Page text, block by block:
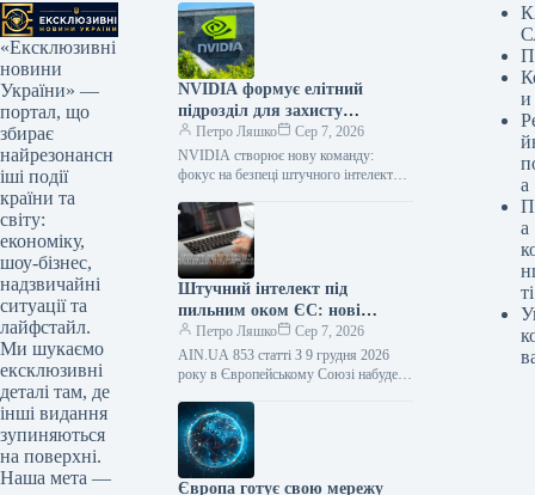
«Ексклюзивні
новини
України» —
портал, що
збирає
найрезонансн
іші події
країни та
світу:
економіку,
шоу-бізнес,
надзвичайні
ситуації та
лайфстайл.
Ми шукаємо
ексклюзивні
деталі там, де
інші видання
зупиняються
на поверхні.
Наша мета —
NVIDIA формує елітний
підрозділ для захисту
передових ШІ-технологій
Петро Ляшко
Сер 7, 2026
NVIDIA створює нову команду:
фокус на безпеці штучного інтелекту
гігант NVIDIA активно розширює свій
штат, засновуючи…
Штучний інтелект під
пильним оком ЄС: нові
правила та відповідальність
розробників софту
Петро Ляшко
Сер 7, 2026
AIN.UA 853 статті З 9 грудня 2026
року в Європейському Союзі набуде
відповідальність за продукцію. Вона
суттєво…
Європа готує свою мережу
и
а
а
ті